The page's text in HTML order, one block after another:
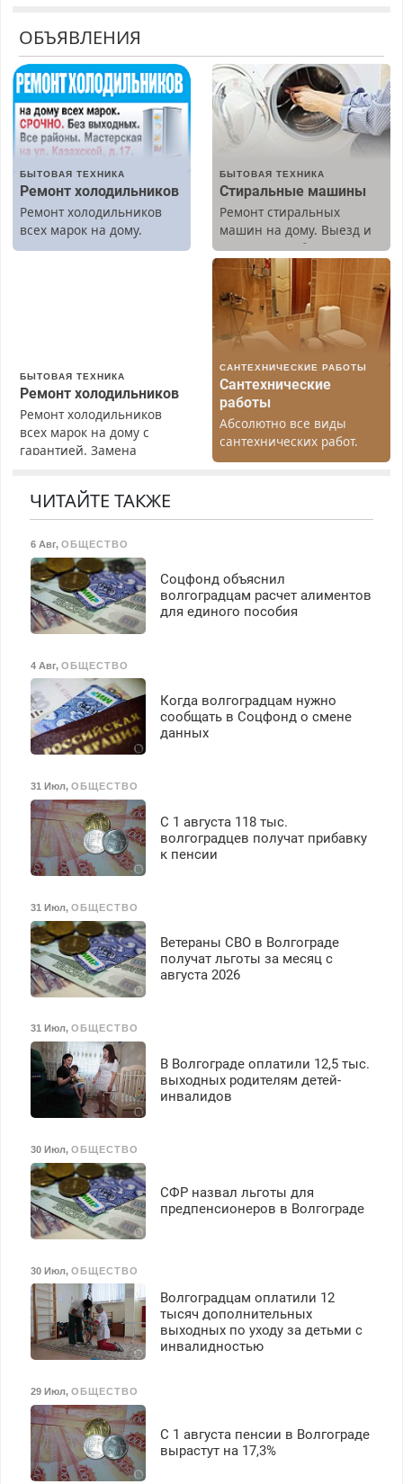
ОБЪЯВЛЕНИЯ
БЫТОВАЯ ТЕХНИКА
Ремонт холодильников
Ремонт холодильников
всех марок на дому.
БЫТОВАЯ ТЕХНИКА
Стиральные машины
Ремонт стиральных
машин на дому. Выезд и
диагностика бесплатно.
Предусмотрены скидки.
БЫТОВАЯ ТЕХНИКА
Ремонт холодильников
Ремонт холодильников
всех марок на дому с
гарантией. Замена
Недорого. Без выходных.
Все районы. Скидка.
Вызов бесплатный.
САНТЕХНИЧЕСКИЕ РАБОТЫ
Сантехнические
работы
Абсолютно все виды
сантехнических работ.
Быстро. Качественно.
ЧИТАЙТЕ ТАКЖЕ
6 Авг, ОБЩЕСТВО
Соцфонд объяснил
волгоградцам расчет алиментов
для единого пособия
4 Авг, ОБЩЕСТВО
Когда волгоградцам нужно
сообщать в Соцфонд о смене
данных
31 Июл, ОБЩЕСТВО
С 1 августа 118 тыс.
волгоградцев получат прибавку
к пенсии
31 Июл, ОБЩЕСТВО
Ветераны СВО в Волгограде
получат льготы за месяц с
августа 2026
31 Июл, ОБЩЕСТВО
В Волгограде оплатили 12,5 тыс.
выходных родителям детей-
инвалидов
30 Июл, ОБЩЕСТВО
СФР назвал льготы для
предпенсионеров в Волгограде
30 Июл, ОБЩЕСТВО
Волгоградцам оплатили 12
тысяч дополнительных
выходных по уходу за детьми с
инвалидностью
29 Июл, ОБЩЕСТВО
С 1 августа пенсии в Волгограде
вырастут на 17,3%